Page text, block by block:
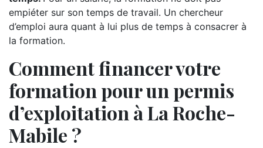
empiéter sur son temps de travail. Un chercheur
d’emploi aura quant à lui plus de temps à consacrer à
la formation.
Comment financer votre
formation pour un permis
d’exploitation à La Roche-
Mabile ?